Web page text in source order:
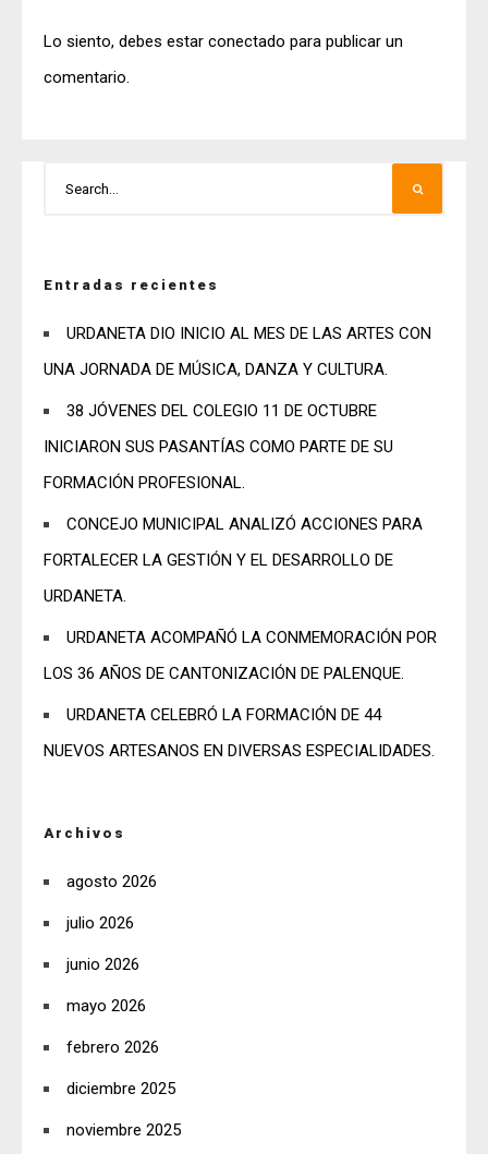
Lo siento, debes estar conectado para publicar un
comentario.
Entradas recientes
URDANETA DIO INICIO AL MES DE LAS ARTES CON
UNA JORNADA DE MÚSICA, DANZA Y CULTURA.
38 JÓVENES DEL COLEGIO 11 DE OCTUBRE
INICIARON SUS PASANTÍAS COMO PARTE DE SU
FORMACIÓN PROFESIONAL.
CONCEJO MUNICIPAL ANALIZÓ ACCIONES PARA
FORTALECER LA GESTIÓN Y EL DESARROLLO DE
URDANETA.
URDANETA ACOMPAÑÓ LA CONMEMORACIÓN POR
LOS 36 AÑOS DE CANTONIZACIÓN DE PALENQUE.
URDANETA CELEBRÓ LA FORMACIÓN DE 44
NUEVOS ARTESANOS EN DIVERSAS ESPECIALIDADES.
Archivos
agosto 2026
julio 2026
junio 2026
mayo 2026
febrero 2026
diciembre 2025
noviembre 2025